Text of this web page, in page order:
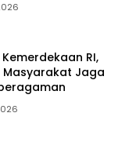
RI,
Masyarakat Jaga